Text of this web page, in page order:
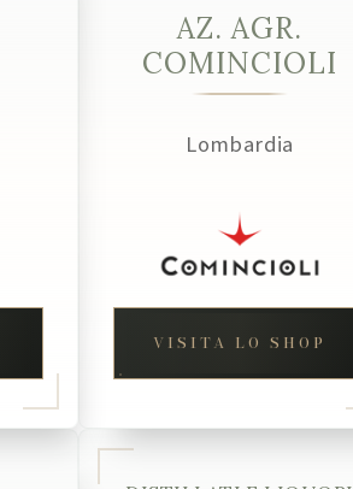
AZ. AGR.
COMINCIOLI
Lombardia
VISITA LO SHOP